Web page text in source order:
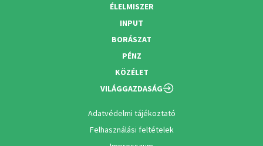
ÉLELMISZER
INPUT
BORÁSZAT
PÉNZ
KÖZÉLET
VILÁGGAZDASÁG
Adatvédelmi tájékoztató
Felhasználási feltételek